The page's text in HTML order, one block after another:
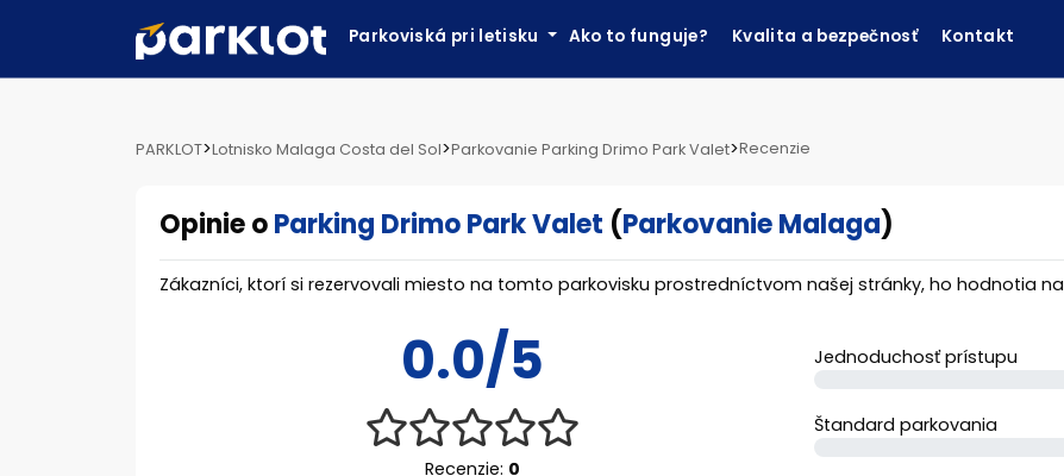
Parkoviská pri letisku Ako to funguje? Kvalita a bezpečnosť Kontakt
PARKLOT>Lotnisko Malaga Costa del Sol>Parkovanie Parking Drimo Park Valet>Recenzie
Opinie oParking Drimo Park Valet (Parkovanie Malaga)
Zákazníci, ktorí si rezervovali miesto na tomto parkovisku prostredníctvom našej stránky, ho hodnotia na
0.0/5
Recenzie: 0
Jednoduchosť prístupu
Štandard parkovania